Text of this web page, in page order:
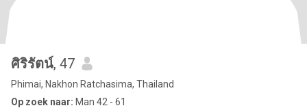
ศิริรัตน์, 47
Phimai, Nakhon Ratchasima, Thailand
Op zoek naar: Man 42 - 61